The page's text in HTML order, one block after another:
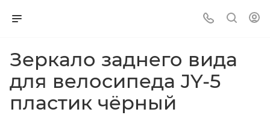
Зеркало заднего вида
для велосипеда JY-5
пластик чёрный